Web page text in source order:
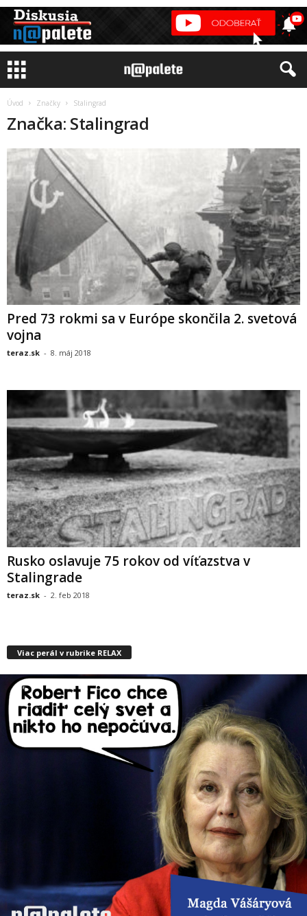
Úvod Značky Stalingrad
Značka: Stalingrad
Pred 73 rokmi sa v Európe skončila 2. svetová
vojna
teraz.sk - 8. máj 2018
Rusko oslavuje 75 rokov od víťazstva v
Stalingrade
teraz.sk - 2. feb 2018
Viac perál v rubrike RELAX